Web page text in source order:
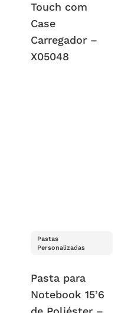
Touch com
Case
Carregador –
X05048
Pastas
Personalizadas
Pasta para
Notebook 15’6